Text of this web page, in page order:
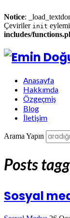
Notice:
Çeviriler init
includes/
Anasayfa
Hakkımda
Özgeçmiş
Blog
İletişim
Arama Yapın
Posts
Sosyal